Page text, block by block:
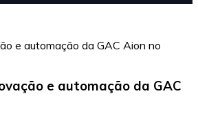
e automação da GAC Aion no
e automação da GAC